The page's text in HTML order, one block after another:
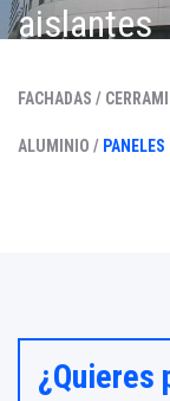
aislantes
FACHADAS /
ALUMINIO /
¿Quieres